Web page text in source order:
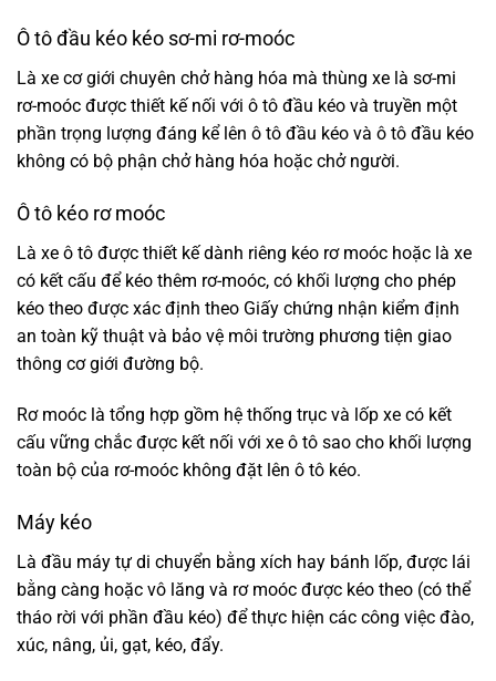
Ô tô đầu kéo kéo sơ-mi rơ-moóc
Là xe cơ giới chuyên chở hàng hóa mà thùng xe là sơ-mi
rơ-moóc được thiết kế nối với ô tô đầu kéo và truyền một
phần trọng lượng đáng kể lên ô tô đầu kéo và ô tô đầu kéo
không có bộ phận chở hàng hóa hoặc chở người.
Ô tô kéo rơ moóc
Là xe ô tô được thiết kế dành riêng kéo rơ moóc hoặc là xe
có kết cấu để kéo thêm rơ-moóc, có khối lượng cho phép
kéo theo được xác định theo Giấy chứng nhận kiểm định
an toàn kỹ thuật và bảo vệ môi trường phương tiện giao
thông cơ giới đường bộ.
Rơ moóc là tổng hợp gồm hệ thống trục và lốp xe có kết
cấu vững chắc được kết nối với xe ô tô sao cho khối lượng
toàn bộ của rơ-moóc không đặt lên ô tô kéo.
Máy kéo
Là đầu máy tự di chuyển bằng xích hay bánh lốp, được lái
bằng càng hoặc vô lăng và rơ moóc được kéo theo (có thể
tháo rời với phần đầu kéo) để thực hiện các công việc đào,
xúc, nâng, ủi, gạt, kéo, đẩy.